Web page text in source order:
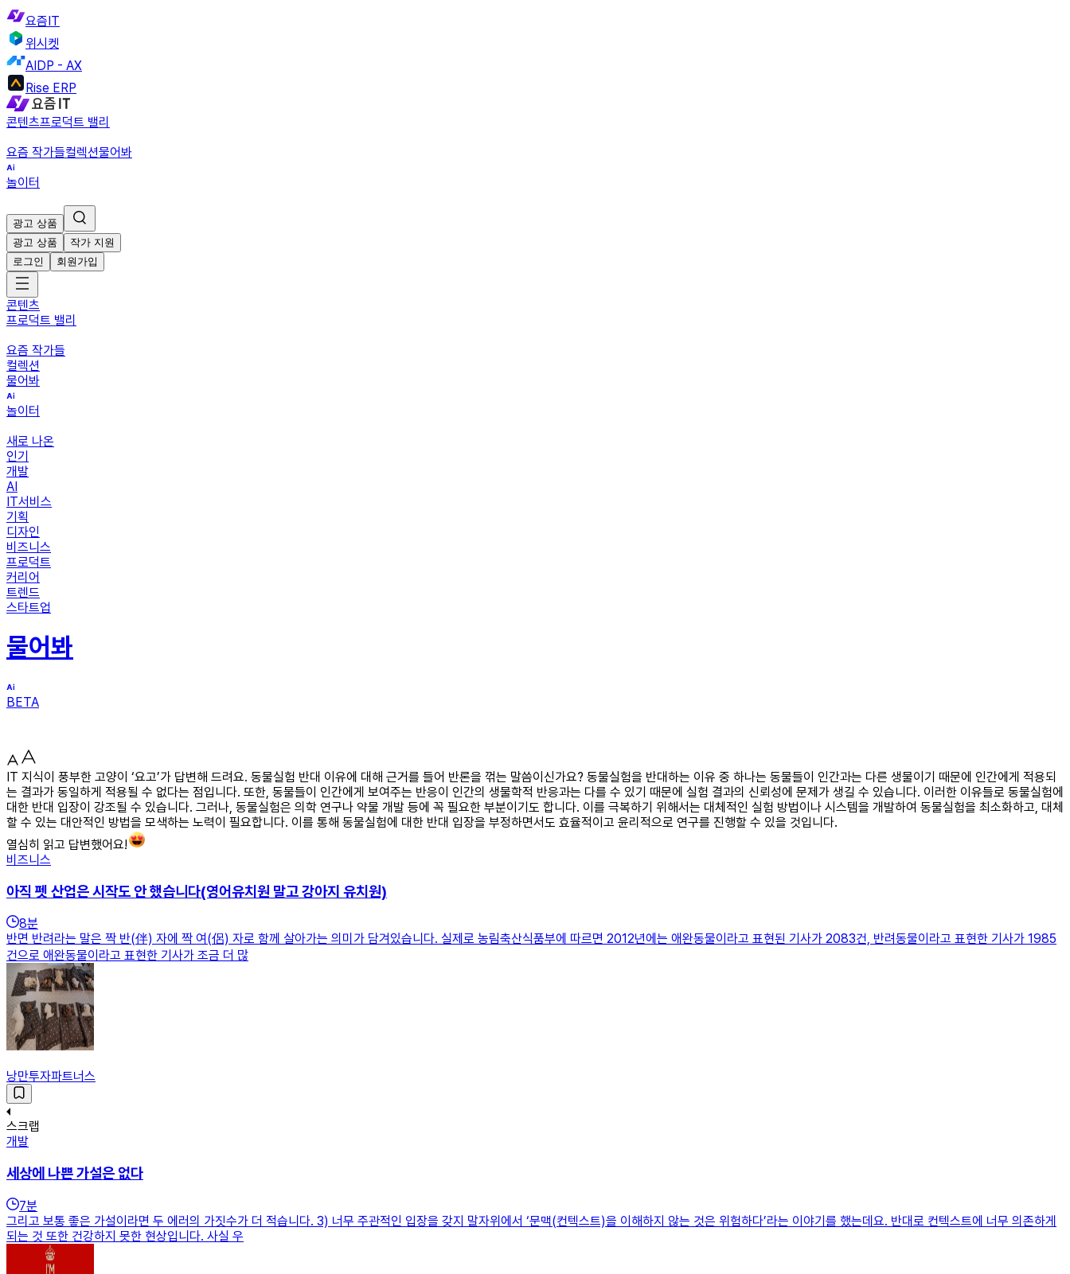
요즘IT
위시켓
AIDP - AX
Rise ERP
콘텐츠프로덕트 밸리
요즘 작가들컬렉션물어봐
놀이터
광고 상품
광고 상품
작가 지원
로그인
회원가입
콘텐츠
프로덕트 밸리
요즘 작가들
컬렉션
물어봐
놀이터
새로 나온
인기
개발
AI
IT서비스
기획
디자인
비즈니스
프로덕트
커리어
트렌드
스타트업
물어봐
BETA
IT 지식이 풍부한 고양이 ‘요고’가 답변해 드려요. 동물실험 반대 이유에 대해 근거를 들어 반론을 꺾는 말씀이신가요? 동물실험을 반대하는 이유 중 하나는 동물들이 인간과는 다른 생물이기 때문에 인간에게 적용되
는 결과가 동일하게 적용될 수 없다는 점입니다. 또한, 동물들이 인간에게 보여주는 반응이 인간의 생물학적 반응과는 다를 수 있기 때문에 실험 결과의 신뢰성에 문제가 생길 수 있습니다. 이러한 이유들로 동물실험에
대한 반대 입장이 강조될 수 있습니다. 그러나, 동물실험은 의학 연구나 약물 개발 등에 꼭 필요한 부분이기도 합니다. 이를 극복하기 위해서는 대체적인 실험 방법이나 시스템을 개발하여 동물실험을 최소화하고, 대체
할 수 있는 대안적인 방법을 모색하는 노력이 필요합니다. 이를 통해 동물실험에 대한 반대 입장을 부정하면서도 효율적이고 윤리적으로 연구를 진행할 수 있을 것입니다.
열심히 읽고 답변했어요!
비즈니스
아직 펫 산업은 시작도 안 했습니다(영어유치원 말고 강아지 유치원)
8분
반면 반려라는 말은 짝 반(伴) 자에 짝 여(侶) 자로 함께 살아가는 의미가 담겨있습니다. 실제로 농림축산식품부에 따르면 2012년에는 애완동물이라고 표현된 기사가 2083건, 반려동물이라고 표현한 기사가 1985
건으로 애완동물이라고 표현한 기사가 조금 더 많
낭만투자파트너스
스크랩
개발
세상에 나쁜 가설은 없다
7분
그리고 보통 좋은 가설이라면 두 에러의 가짓수가 더 적습니다. 3) 너무 주관적인 입장을 갖지 말자위에서 ‘문맥(컨텍스트)을 이해하지 않는 것은 위험하다’라는 이야기를 했는데요. 반대로 컨텍스트에 너무 의존하게
되는 것 또한 건강하지 못한 현상입니다. 사실 우